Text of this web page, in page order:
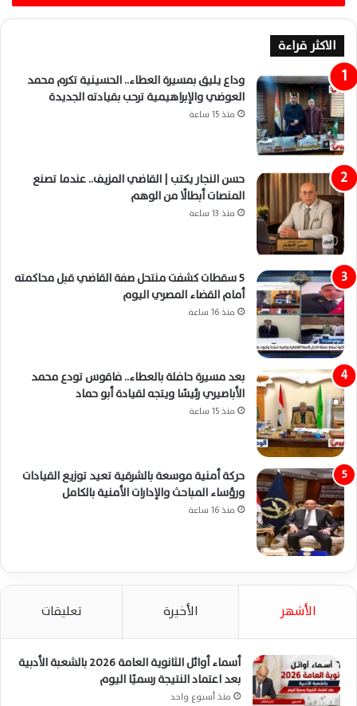
الاكثر قراءة
وداع يليق بمسيرة العطاء.. الحسينية تكرم محمد
العوضي والإبراهيمية ترحب بقيادته الجديدة
منذ 15 ساعة
حسن النجار يكتب | القاضي المزيف.. عندما تصنع
المنصات أبطالًا من الوهم
منذ 13 ساعة
5 سقطات كشفت منتحل صفة القاضي قبل محاكمته
أمام القضاء المصري اليوم
منذ 16 ساعة
بعد مسيرة حافلة بالعطاء.. فاقوس تودع محمد
الأباصيري رئيسًا ويتجه لقيادة أبو حماد
منذ 15 ساعة
حركة أمنية موسعة بالشرقية تعيد توزيع القيادات
ورؤساء المباحث والإدارات الأمنية بالكامل
منذ 16 ساعة
الأشهر الأخيرة تعليقات
أسماء أوائل الثانوية العامة 2026 بالشعبة الأدبية
بعد اعتماد النتيجة رسميًا اليوم
منذ أسبوع واحد